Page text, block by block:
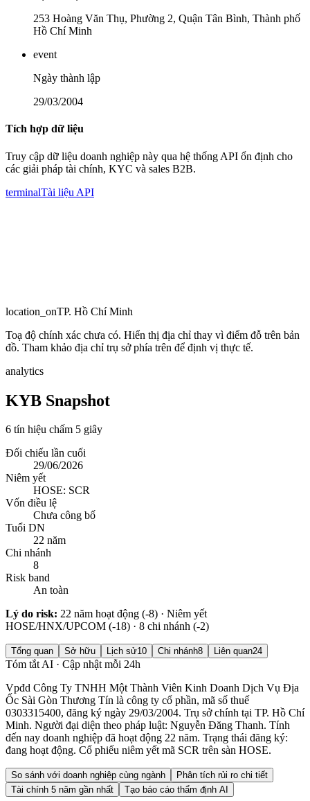
253 Hoàng Văn Thụ, Phường 2, Quận Tân Bình, Thành phố
Hồ Chí Minh
event
Ngày thành lập
29/03/2004
Tích hợp dữ liệu
Truy cập dữ liệu doanh nghiệp này qua hệ thống API ổn định cho
các giải pháp tài chính, KYC và sales B2B.
terminalTài liệu API
location_onTP. Hồ Chí Minh
Toạ độ chính xác chưa có. Hiển thị địa chỉ thay vì điểm đỗ trên bản
đồ. Tham khảo địa chỉ trụ sở phía trên để định vị thực tế.
analytics
KYB Snapshot
6 tín hiệu chấm 5 giây
Đối chiếu lần cuối
29/06/2026
Niêm yết
HOSE: SCR
Vốn điều lệ
Chưa công bố
Tuổi DN
22 năm
Chi nhánh
8
Risk band
An toàn
Lý do risk: 22 năm hoạt động (-8) · Niêm yết
HOSE/HNX/UPCOM (-18) · 8 chi nhánh (-2)
Tổng quan Sở hữu Lịch sử10 Chi nhánh8 Liên quan24
Tóm tắt AI · Cập nhật mỗi 24h
Vpđd Công Ty TNHH Một Thành Viên Kinh Doanh Dịch Vụ Địa
Ốc Sài Gòn Thương Tín là công ty cổ phần, mã số thuế
0303315400, đăng ký ngày 29/03/2004. Trụ sở chính tại TP. Hồ Chí
Minh. Người đại diện theo pháp luật: Nguyễn Đăng Thanh. Tính
đến nay doanh nghiệp đã hoạt động 22 năm. Trạng thái đăng ký:
đang hoạt động. Cổ phiếu niêm yết mã SCR trên sàn HOSE.
So sánh với doanh nghiệp cùng ngành
Phân tích rủi ro chi tiết
Tài chính 5 năm gần nhất
Tạo báo cáo thẩm định AI